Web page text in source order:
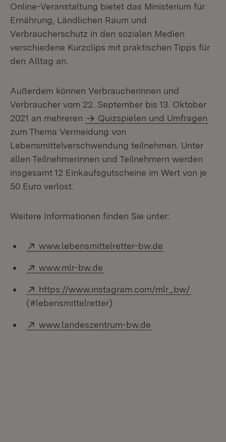
Online-Veranstaltung bietet das Ministerium für
Ernährung, Ländlichen Raum und
Verbraucherschutz in den sozialen Medien
verschiedene Kurzclips mit praktischen Tipps für
den Alltag an.
Außerdem können Verbraucherinnen und
Verbraucher vom 22. September bis 13. Oktober
2021 an mehreren
Quizspielen und Umfragen
zum Thema Vermeidung von
Lebensmittelverschwendung teilnehmen. Unter
allen Teilnehmerinnen und Teilnehmern werden
insgesamt 12 Einkaufsgutscheine im Wert von je
50 Euro verlost.
Weitere Informationen finden Sie unter:
Extern:
www.lebensmittelretter-bw.de
Extern:
www.mlr-bw.de
Extern:
https://www.instagram.com/mlr_bw/
(#lebensmittelretter)
Extern:
www.landeszentrum-bw.de